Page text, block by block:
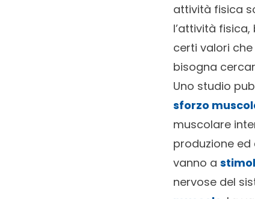
attività fisica
l’attività
certi valori
bisogna
Uno studio
sforzo
muscolare
produzione
vanno a
nervose del